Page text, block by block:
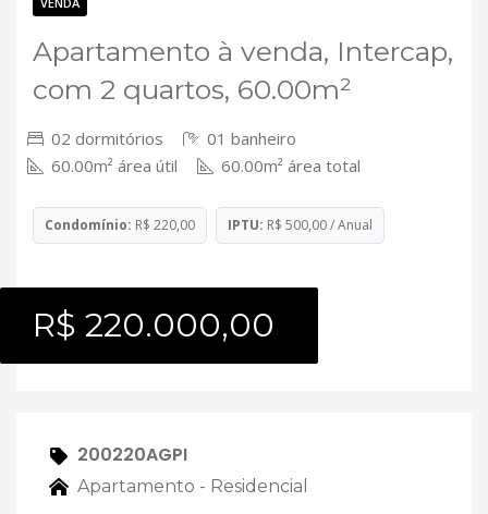
Apartamento à venda, Intercap,
com 2 quartos, 60.00m²
02 dormitórios
01 banheiro
60.00m² área útil
60.00m² área total
Condomínio: R$ 220,00 IPTU: R$ 500,00 / Anual
R$ 220.000,00
200220AGPI
Apartamento - Residencial